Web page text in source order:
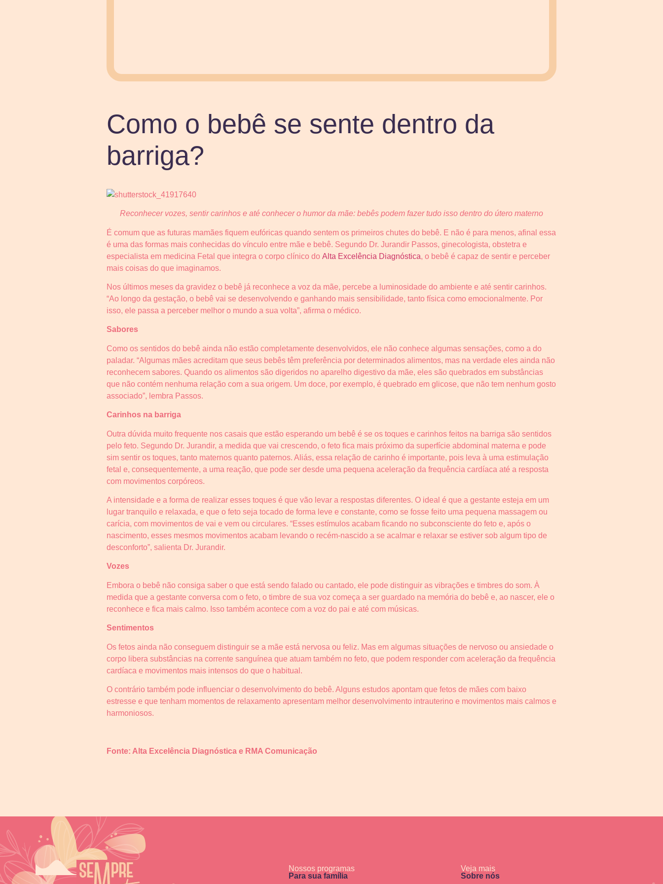
Como o bebê se sente dentro da
barriga?
Reconhecer vozes, sentir carinhos e até conhecer o humor da mãe: bebês podem fazer tudo isso dentro do útero materno
É comum que as futuras mamães fiquem eufóricas quando sentem os primeiros chutes do bebê. E não é para menos, afinal essa
é uma das formas mais conhecidas do vínculo entre mãe e bebê. Segundo Dr. Jurandir Passos, ginecologista, obstetra e
especialista em medicina Fetal que integra o corpo clínico do Alta Excelência Diagnóstica, o bebê é capaz de sentir e perceber
mais coisas do que imaginamos.
Nos últimos meses da gravidez o bebê já reconhece a voz da mãe, percebe a luminosidade do ambiente e até sentir carinhos.
“Ao longo da gestação, o bebê vai se desenvolvendo e ganhando mais sensibilidade, tanto física como emocionalmente. Por
isso, ele passa a perceber melhor o mundo a sua volta”, afirma o médico.
Sabores
Como os sentidos do bebê ainda não estão completamente desenvolvidos, ele não conhece algumas sensações, como a do
paladar. “Algumas mães acreditam que seus bebês têm preferência por determinados alimentos, mas na verdade eles ainda não
reconhecem sabores. Quando os alimentos são digeridos no aparelho digestivo da mãe, eles são quebrados em substâncias
que não contém nenhuma relação com a sua origem. Um doce, por exemplo, é quebrado em glicose, que não tem nenhum gosto
associado”, lembra Passos.
Carinhos na barriga
Outra dúvida muito frequente nos casais que estão esperando um bebê é se os toques e carinhos feitos na barriga são sentidos
pelo feto. Segundo Dr. Jurandir, a medida que vai crescendo, o feto fica mais próximo da superfície abdominal materna e pode
sim sentir os toques, tanto maternos quanto paternos. Aliás, essa relação de carinho é importante, pois leva à uma estimulação
fetal e, consequentemente, a uma reação, que pode ser desde uma pequena aceleração da frequência cardíaca até a resposta
com movimentos corpóreos.
A intensidade e a forma de realizar esses toques é que vão levar a respostas diferentes. O ideal é que a gestante esteja em um
lugar tranquilo e relaxada, e que o feto seja tocado de forma leve e constante, como se fosse feito uma pequena massagem ou
carícia, com movimentos de vai e vem ou circulares. “Esses estímulos acabam ficando no subconsciente do feto e, após o
nascimento, esses mesmos movimentos acabam levando o recém-nascido a se acalmar e relaxar se estiver sob algum tipo de
desconforto”, salienta Dr. Jurandir.
Vozes
Embora o bebê não consiga saber o que está sendo falado ou cantado, ele pode distinguir as vibrações e timbres do som. À
medida que a gestante conversa com o feto, o timbre de sua voz começa a ser guardado na memória do bebê e, ao nascer, ele o
reconhece e fica mais calmo. Isso também acontece com a voz do pai e até com músicas.
Sentimentos
Os fetos ainda não conseguem distinguir se a mãe está nervosa ou feliz. Mas em algumas situações de nervoso ou ansiedade o
corpo libera substâncias na corrente sanguínea que atuam também no feto, que podem responder com aceleração da frequência
cardíaca e movimentos mais intensos do que o habitual.
O contrário também pode influenciar o desenvolvimento do bebê. Alguns estudos apontam que fetos de mães com baixo
estresse e que tenham momentos de relaxamento apresentam melhor desenvolvimento intrauterino e movimentos mais calmos e
harmoniosos.
Fonte: Alta Excelência Diagnóstica e RMA Comunicação
Nossos programas
Para sua família
Veja mais
Sobre nós